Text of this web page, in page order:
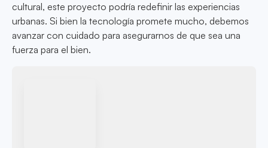
cultural, este proyecto podría redefinir las experiencias
urbanas. Si bien la tecnología promete mucho, debemos
avanzar con cuidado para asegurarnos de que sea una
fuerza para el bien.